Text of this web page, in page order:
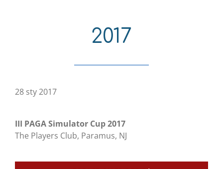
2017
28 sty 2017
III PAGA Simulator Cup 2017
The Players Club, Paramus, NJ